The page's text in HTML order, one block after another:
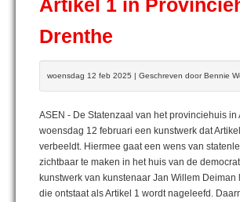
Artikel 1 in
Drenthe
woensdag 12 feb 2025 | Geschreven door Bennie
ASEN - De Statenzaal van het provinciehuis in
woensdag 12 februari een kunstwerk dat
verbeeldt. Hiermee gaat een wens van
zichtbaar te maken in het huis van de
kunstwerk van kunstenaar Jan Willem Deiman
die ontstaat als Artikel 1 wordt nageleefd.